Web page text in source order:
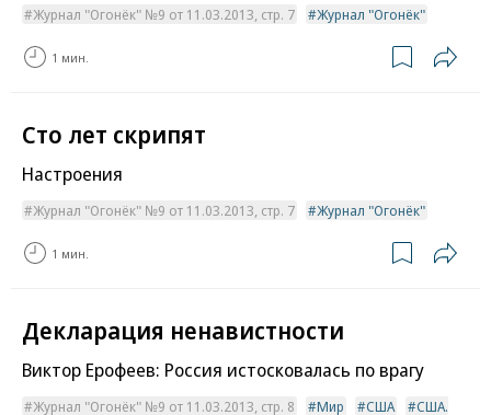
Журнал "Огонёк" №9 от 11.03.2013, стр. 7 Журнал "Огонёк"
1 мин.
Сто лет скрипят
Настроения
Журнал "Огонёк" №9 от 11.03.2013, стр. 7 Журнал "Огонёк"
1 мин.
Декларация ненавистности
Виктор Ерофеев: Россия истосковалась по врагу
Журнал "Огонёк" №9 от 11.03.2013, стр. 8 Мир США США.